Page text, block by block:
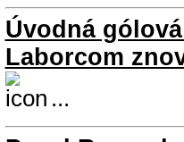
Úvodná
Laborcom
...